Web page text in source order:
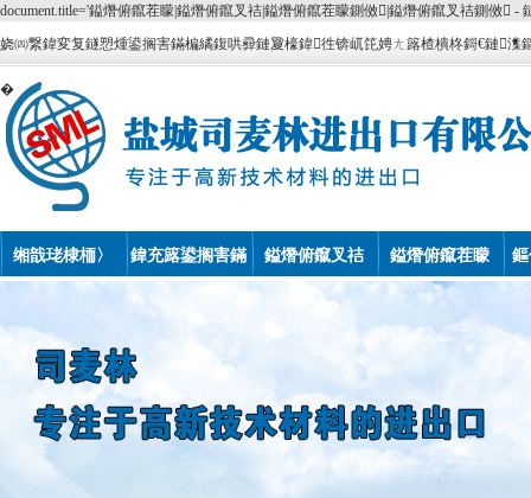
document.title='鎰熸俯鑹茬矇|鎰熸俯鑹叉祮|鎰熸俯鑹茬矇鍘傚|鎰熸俯鑹叉祮鍘傚
娆㈣繋鍏変复鐩愬煄鍙搁害鏋楄繘鍑哄彛鏈夐檺鍏徃锛屼笓娉ㄤ簬楂樻柊鎶€鏈
�
缃戠珯棣栭〉 鍏充簬鍙搁害鏋 鎰熸俯鑹叉祮 鎰熸俯鑹茬矇